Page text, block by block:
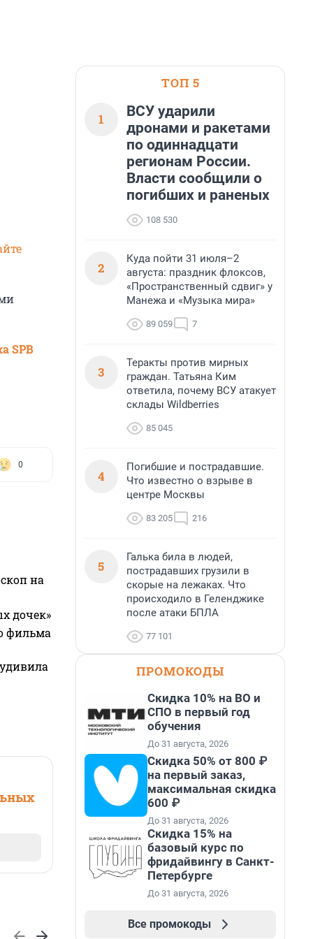
SPB
0
на
дочек»
фильма
ТОП 5
1
ВСУ ударили
дронами и ракетами
по одиннадцати
регионам России.
Власти сообщили о
погибших и раненых
108 530
2
Куда пойти 31 июля–2
августа: праздник флоксов,
«Пространственный сдвиг» у
Манежа и «Музыка мира»
89 059 7
3
Теракты против мирных
граждан. Татьяна Ким
ответила, почему ВСУ атакует
склады Wildberries
85 045
4
Погибшие и пострадавшие.
Что известно о взрыве в
центре Москвы
83 205 216
5
Галька била в людей,
пострадавших грузили в
скорые на лежаках. Что
происходило в Геленджике
после атаки БПЛА
77 101
ПРОМОКОДЫ
Скидка 10% на ВО и
СПО в первый год
обучения
До 31 августа, 2026
Скидка 50% от 800 ₽
на первый заказ,
максимальная скидка
600 ₽
До 31 августа, 2026
Скидка 15% на
базовый курс по
фридайвингу в Санкт-
Петербурге
До 31 августа, 2026
Все промокоды